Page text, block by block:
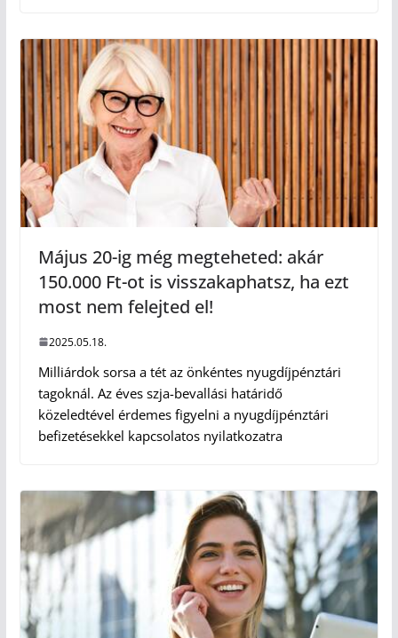
Május 20-ig még megteheted: akár
150.000 Ft-ot is visszakaphatsz, ha ezt
most nem felejted el!
2025.05.18.
Milliárdok sorsa a tét az önkéntes nyugdíjpénztári
tagoknál. Az éves szja-bevallási határidő
közeledtével érdemes figyelni a nyugdíjpénztári
befizetésekkel kapcsolatos nyilatkozatra